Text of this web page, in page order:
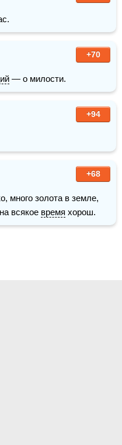
+70
— о милости.
+94
+68
много золота в земле,
всякое время хорош.